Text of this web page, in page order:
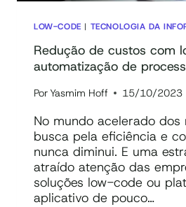
LOW-CODE | TECNOLOGIA DA
Redução de custos com
automatização de
Por Yasmim Hoff 15/10/2023
No mundo acelerado dos
busca pela eficiência e
nunca diminui. E uma
atraído atenção das
soluções low-code ou
aplicativo de pouco…